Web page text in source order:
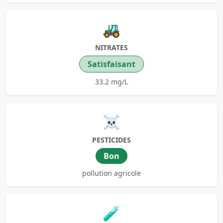
🚜
NITRATES
Satisfaisant
33.2 mg/L
☠️
PESTICIDES
Bon
pollution agricole
🧪